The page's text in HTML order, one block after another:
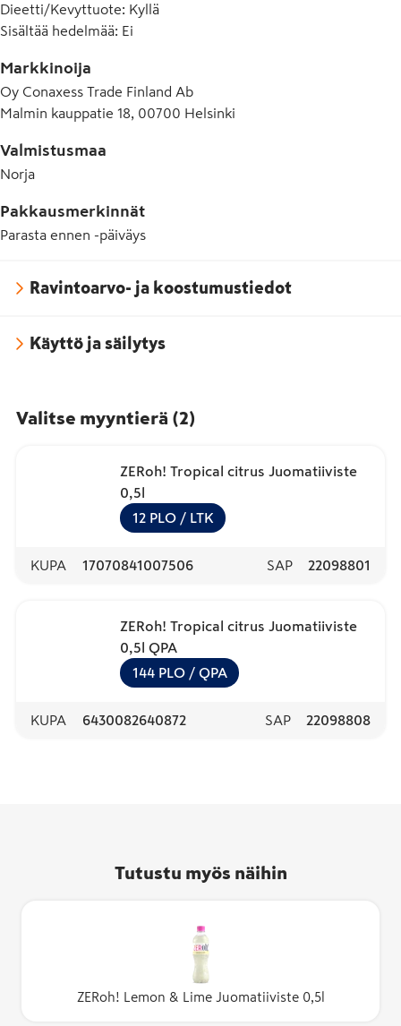
E414 Arabikumi
E955 Sukraloosi
E960 Stevioliglykosidit
Dieetti/Kevyttuote: Kyllä
Sisältää hedelmää: Ei
Markkinoija
Oy Conaxess Trade Finland Ab
Malmin kauppatie 18, 00700 Helsinki
Valmistusmaa
Norja
Pakkausmerkinnät
Parasta ennen -päiväys
Ravintoarvo- ja koostumustiedot
Käyttö ja säilytys
Valitse myyntierä (2)
ZERoh! Tropical citrus Juomatiiviste
0,5l
12 PLO / LTK
KUPA 17070841007506 SAP 22098801
ZERoh! Tropical citrus Juomatiiviste
0,5l QPA
144 PLO / QPA
KUPA 6430082640872 SAP 22098808
Tutustu myös näihin
ZERoh! Lemon & Lime Juomatiiviste 0,5l